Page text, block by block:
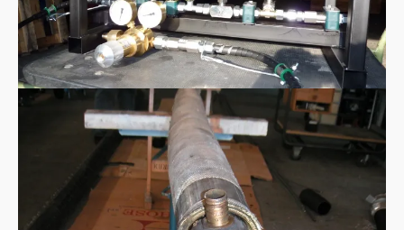
Hochstromkabel Hochvoltkabel wassergekühlt